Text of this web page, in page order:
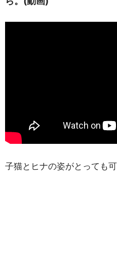
子猫とヒナの姿がとっても